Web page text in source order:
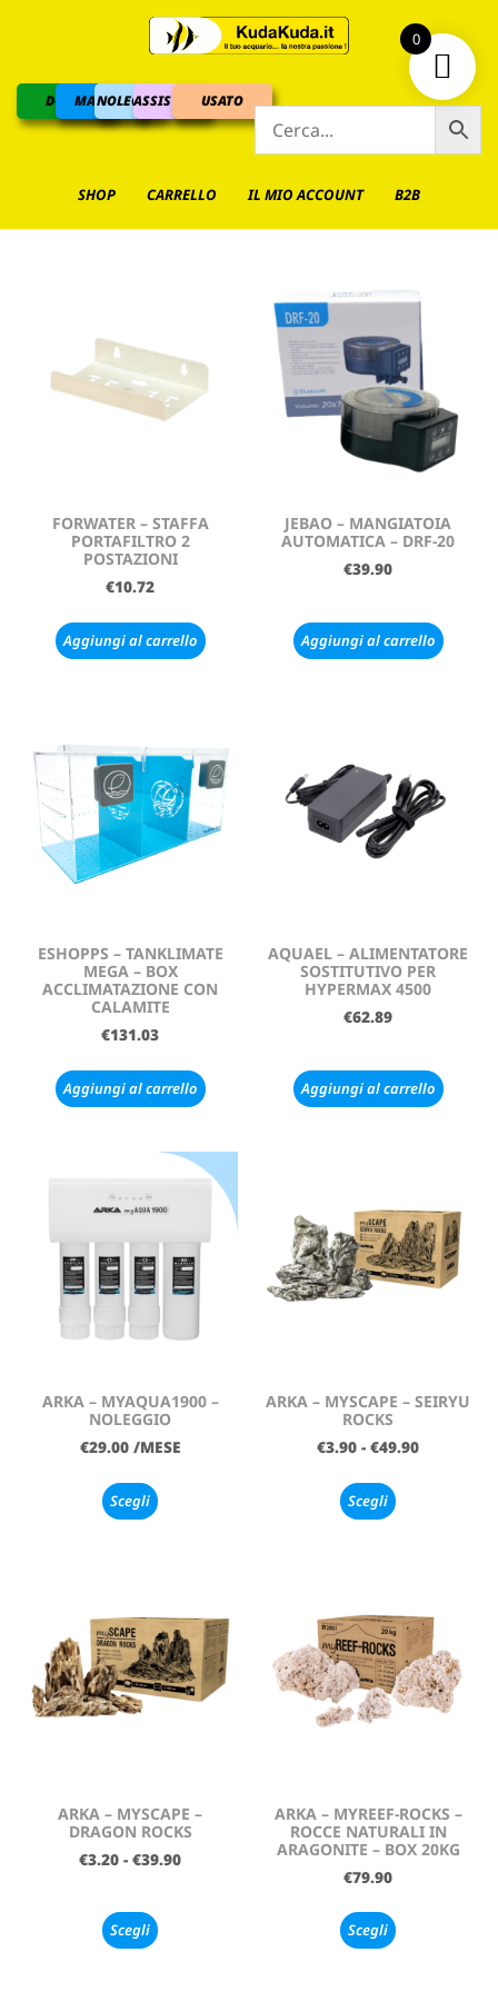
DOLCEMARINO
NOLEGGIOASSISTENZAUSATO
SHOP CARRELLO IL MIO ACCOUNT B2B
FORWATER – STAFFA
PORTAFILTRO 2
POSTAZIONI
€10.72
Aggiungi al carrello
JEBAO – MANGIATOIA
AUTOMATICA – DRF-20
€39.90
Aggiungi al carrello
ESHOPPS – TANKLIMATE
MEGA – BOX
ACCLIMATAZIONE CON
CALAMITE
€131.03
Aggiungi al carrello
AQUAEL – ALIMENTATORE
SOSTITUTIVO PER
HYPERMAX 4500
€62.89
Aggiungi al carrello
ARKA – MYAQUA1900 –
NOLEGGIO
€29.00 /MESE
Scegli
ARKA – MYSCAPE – SEIRYU
ROCKS
€3.90 - €49.90
Scegli
ARKA – MYSCAPE –
DRAGON ROCKS
€3.20 - €39.90
Scegli
ARKA – MYREEF-ROCKS –
ROCCE NATURALI IN
ARAGONITE – BOX 20KG
€79.90
Scegli
0